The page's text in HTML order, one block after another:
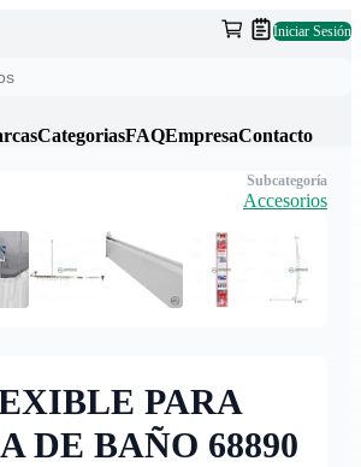
Iniciar Sesión
CategoriasFAQEmpresaContacto
PARA
DE BAÑO 68890
Subcategoría
Accesorios